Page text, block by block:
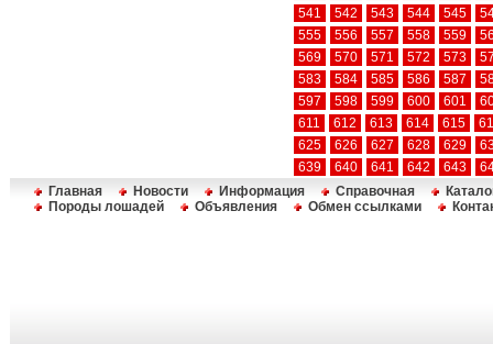
541
542 543 544 545
555
556 557 558 559
569
570 571 572 573
583
584 585 586 587
597
598 599 600 601
611
612 613 614 615
625
626 627 628 629
639
640 641 642 643
Главная
Новости Информация Справочная
Породы лошадей
Объявления Обмен ссылками